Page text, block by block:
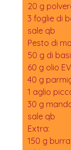
20 g
3 foglie di
sale qb
Pesto di
50 g di
60 g olio
40 g
1 aglio
30 g
sale qb
Extra:
150 g